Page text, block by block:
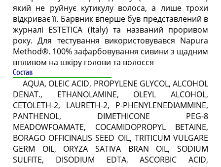
який не руйнує кутикулу волоса, а лише трохи
відкриває її. Барвник вперше був представлений в
журналі ESTETICA (Italy) та названий проривом
року. Для тестування використовувався Napura
Method®. 100% зафарбовування сивини з щадним
впливом на шкіру голови та волосся
Состав
AQUA, OLEIC ACID, PROPYLENE GLYCOL, ALCOHOL
DENAT., ETHANOLAMINE, OLEYL ALCOHOL,
CETOLETH-2, LAURETH-2, P-PHENYLENEDIAMMINE,
PANTHENOL, DIMETHICONE PEG-8
MEADOWFOAMATE, COCAMIDOPROPYL BETAINE,
BORAGO OFFICINALIS SEED OIL, TRITICUM VULGARE
GERM OIL, ORYZA SATIVA BRAN OIL, SODIUM
SULFITE, DISODIUM EDTA, ASCORBIC ACID,